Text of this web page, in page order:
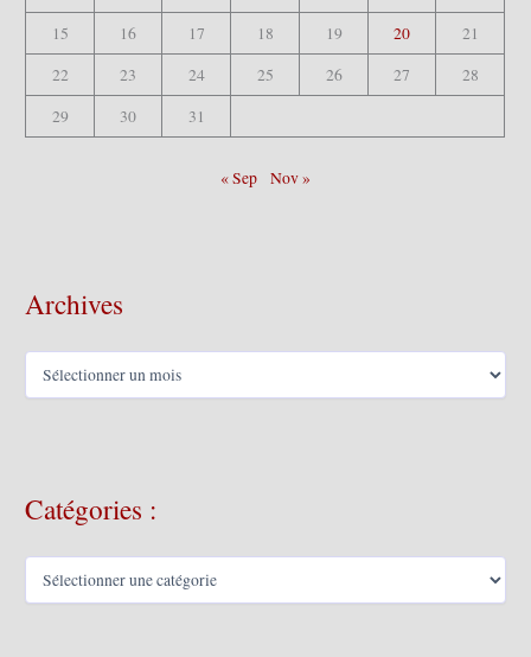
15
16 17 18 19 20
21
22
23 24 25 26 27
28
29
30 31
« Sep Nov »
Archives
e
Catégories :
C